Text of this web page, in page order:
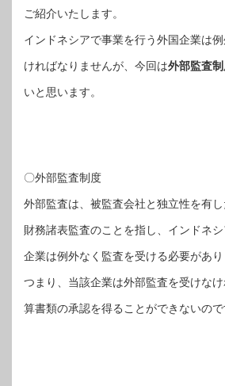
ご紹介いたします。
インドネシアで事業を行う外国企業は
ければなりませんが、今回は外部監査
いと思います。
〇外部監査制度
外部監査は、被監査会社と独立性を有
財務諸表監査のことを指し、インドネ
企業は例外なく監査を受ける必要があり
つまり、当該企業は外部監査を受けな
算書類の承認を得ることができないので